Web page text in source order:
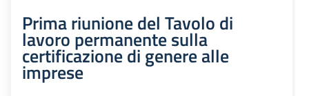
Prima riunione del Tavolo di
lavoro permanente sulla
certificazione di genere alle
imprese